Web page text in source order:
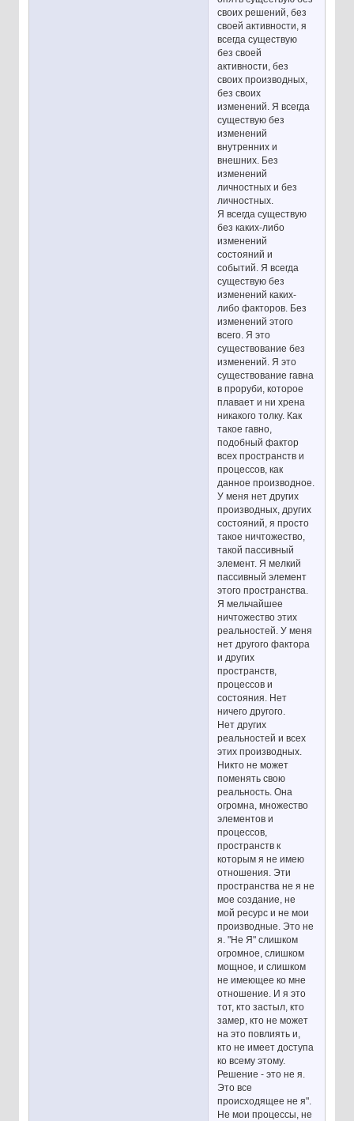
своих решений, без
своей активности, я
всегда существую
без своей
активности, без
своих производных,
без своих
изменений. Я всегда
существую без
изменений
внутренних и
внешних. Без
изменений
личностных и без
личностных.
Я всегда существую
без каких-либо
изменений
состояний и
событий. Я всегда
существую без
изменений каких-
либо факторов. Без
изменений этого
всего. Я это
существование без
изменений. Я это
существование гавна
в проруби, которое
плавает и ни хрена
никакого толку. Как
такое гавно,
подобный фактор
всех пространств и
процессов, как
данное производное.
У меня нет других
производных, других
состояний, я просто
такое ничтожество,
такой пассивный
элемент. Я мелкий
пассивный элемент
этого пространства.
Я мельчайшее
ничтожество этих
реальностей. У меня
нет другого фактора
и других
пространств,
процессов и
состояния. Нет
ничего другого.
Нет других
реальностей и всех
этих производных.
Никто не может
поменять свою
реальность. Она
огромна, множество
элементов и
процессов,
пространств к
которым я не имею
отношения. Эти
пространства не я не
мое создание, не
мой ресурс и не мои
производные. Это не
я. "Не Я" слишком
огромное, слишком
мощное, и слишком
не имеющее ко мне
отношение. И я это
тот, кто застыл, кто
замер, кто не может
на это повлиять и,
кто не имеет доступа
ко всему этому.
Решение - это не я.
Это все
происходящее не я".
Не мои процессы, не